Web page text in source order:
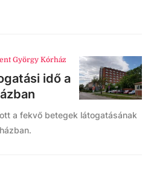
György Kórház
idő a
a fekvő betegek látogatásának